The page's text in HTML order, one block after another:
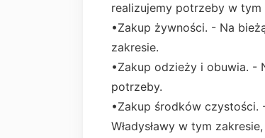
realizujemy potrzeby w tym
•Zakup żywności. - Na
zakresie.
•Zakup odzieży i obuwia. -
potrzeby.
•Zakup środków czystości.
Władysławy w tym